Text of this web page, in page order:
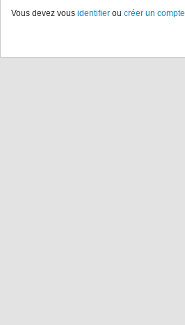
Vous devez vous identifier ou créer un compte